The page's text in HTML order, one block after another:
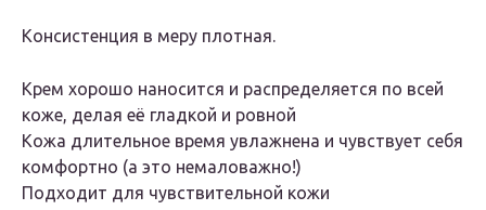
Консистенция в меру плотная.
Крем хорошо наносится и распределяется по всей
коже, делая её гладкой и ровной
Кожа длительное время увлажнена и чувствует себя
комфортно (а это немаловажно!)
Подходит для чувствительной кожи